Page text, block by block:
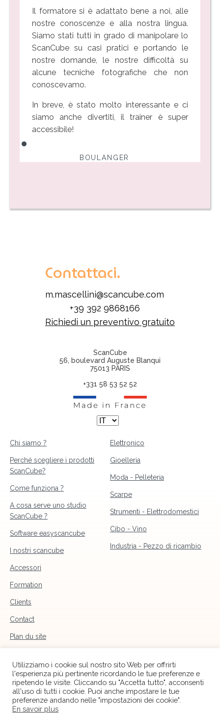
Il formatore si è adattato bene a noi, alle
nostre conoscenze e alla nostra lingua.
Siamo stati tutti in grado di manipolare lo
ScanCube su casi pratici e portando le
nostre domande, le nostre difficoltà su
alcune tecniche fotografiche che non
conoscevamo.
In breve, è stato molto interessante e ci
siamo anche divertiti, il trainer è super
accessibile!
BOULANGER
Contattaci.
m.mascellini@scancube.com
+39 392 9868166
Richiedi un preventivo gratuito
ScanCube
56, boulevard Auguste Blanqui
75013 PARIS
+331 58 53 52 52
Chi siamo ?
Perché scegliere i prodotti
ScanCube?
Come funziona ?
A cosa serve uno studio
ScanCube ?
Software easyscancube
I nostri scancube
Accessori
Formation
Clients
Contact
Plan du site
Elettronico
Gioelleria
Moda - Pelleteria
Scarpe
Strumenti - Elettrodomestici
Cibo - Vino
Industria - Pezzo di ricambio
Utilizziamo i cookie sul nostro sito Web per offrirti
l'esperienza più pertinente ricordando le tue preferenze e
ripetendo le visite. Cliccando su "Accetta tutto", acconsenti
all'uso di tutti i cookie. Puoi anche impostare le tue
preferenze andando nelle "impostazioni dei cookie".
En savoir plus